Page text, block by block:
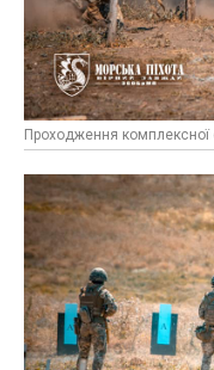
Проходження комплексної